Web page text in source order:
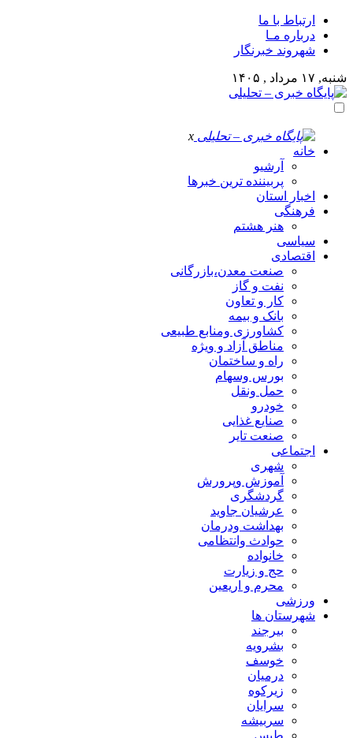
ارتباط با ما
درباره مـا
شهروند خبرنگار
شنبه, ۱۷ مرداد , ۱۴۰۵
x
خانه
آرشیو
پربیننده ترین خبرها
اخبار استان
فرهنگی
هنر هشتم
سیاسی
اقتصادی
صنعت معدن،بازرگانی
نفت و گاز
کار و تعاون
بانک و بیمه
کشاورزی ومنابع طبیعی
مناطق آزاد و ویژه
راه و ساختمان
بورس وسهام
حمل ونقل
خودرو
صنایع غذایی
صنعت تایر
اجتماعی
شهری
آموزش وپرورش
گردشگری
عرشیان جاوید
بهداشت ودرمان
حوادث وانتظامی
خانواده
حج و زیارت
محرم و اریعین
ورزشی
شهرستان ها
بیرجند
بشرویه
خوسف
درمیان
زیرکوه
سرایان
سربیشه
طبس